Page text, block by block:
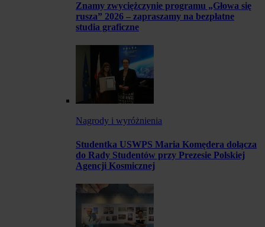
Znamy zwyciężczynie programu „Głowa się
rusza” 2026 – zapraszamy na bezpłatne
studia graficzne
Nagrody i wyróżnienia
Studentka USWPS Maria Komędera dołącza
do Rady Studentów przy Prezesie Polskiej
Agencji Kosmicznej